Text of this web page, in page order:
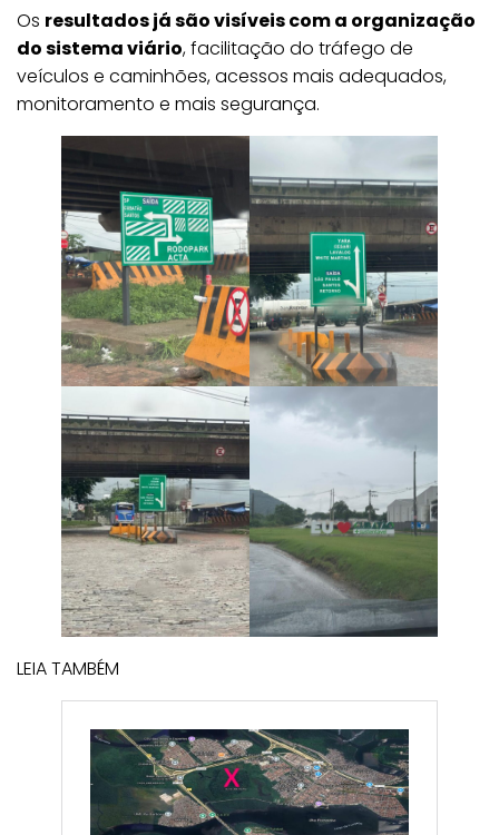
Os resultados já são visíveis com a organização
do sistema viário, facilitação do tráfego de
veículos e caminhões, acessos mais adequados,
monitoramento e mais segurança.
LEIA TAMBÉM